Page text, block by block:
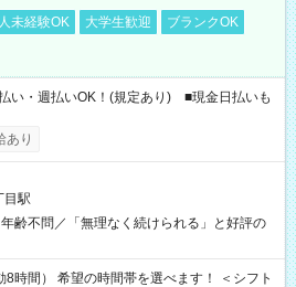
未経験OK 大学生歓迎
ブランクOK
い・週払いOK！(規定あり) ■現金日払いも
あり
目駅
齢不問／「無理なく続けられる」と好評の
べます！ ＜シフト